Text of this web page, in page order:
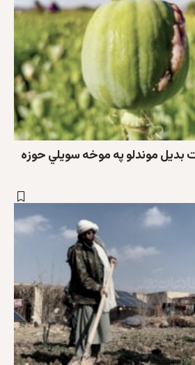
بدیل موندلو په موخه سویلي حوزه